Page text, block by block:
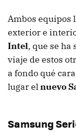
Ambos equipos
exterior e
Intel, que se ha
viaje de estos
a fondo qué
lugar elnuevo
Samsung